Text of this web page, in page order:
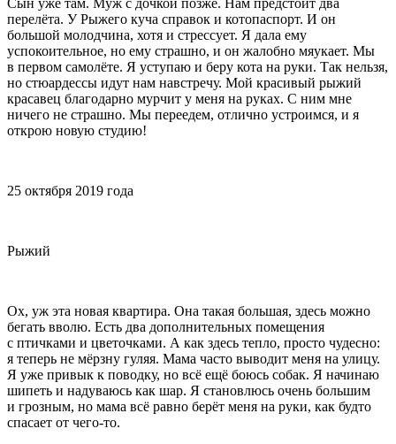
Сын уже там. Муж с дочкой позже. Нам предстоит два
перелёта. У Рыжего куча справок и котопаспорт. И он
большой молодчина, хотя и стрессует. Я дала ему
успокоительное, но ему страшно, и он жалобно мяукает. Мы
в первом самолёте. Я уступаю и беру кота на руки. Так нельзя,
но стюардессы идут нам навстречу. Мой красивый рыжий
красавец благодарно мурчит у меня на руках. С ним мне
ничего не страшно. Мы переедем, отлично устроимся, и я
открою новую студию!
25 октября 2019 года
Рыжий
Ох, уж эта новая квартира. Она такая большая, здесь можно
бегать вволю. Есть два дополнительных помещения
с птичками и цветочками. А как здесь тепло, просто чудесно:
я теперь не мёрзну гуляя. Мама часто выводит меня на улицу.
Я уже привык к поводку, но всё ещё боюсь собак. Я начинаю
шипеть и надуваюсь как шар. Я становлюсь очень большим
и грозным, но мама всё равно берёт меня на руки, как будто
спасает от чего-то.